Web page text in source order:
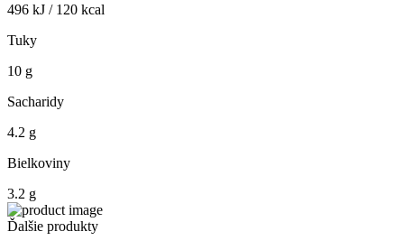
496 kJ / 120 kcal
Tuky
10 g
Sacharidy
4.2 g
Bielkoviny
3.2 g
Ďalšie produkty